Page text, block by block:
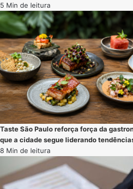
5 Min de leitura
Taste São Paulo reforça força da
que a cidade segue liderando
8 Min de leitura